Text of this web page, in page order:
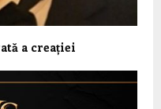
a creației